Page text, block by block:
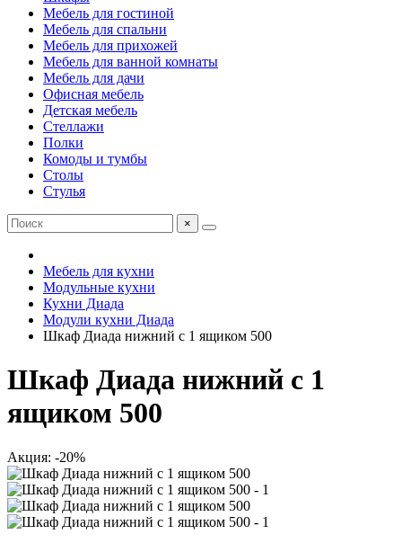
Мебель для гостиной
Мебель для спальни
Мебель для прихожей
Мебель для ванной комнаты
Мебель для дачи
Офисная мебель
Детская мебель
Стеллажи
Полки
Комоды и тумбы
Столы
Стулья
×
Мебель для кухни
Модульные кухни
Кухни Диада
Модули кухни Диада
Шкаф Диада нижний с 1 ящиком 500
Шкаф Диада нижний с 1
ящиком 500
Акция: -20%